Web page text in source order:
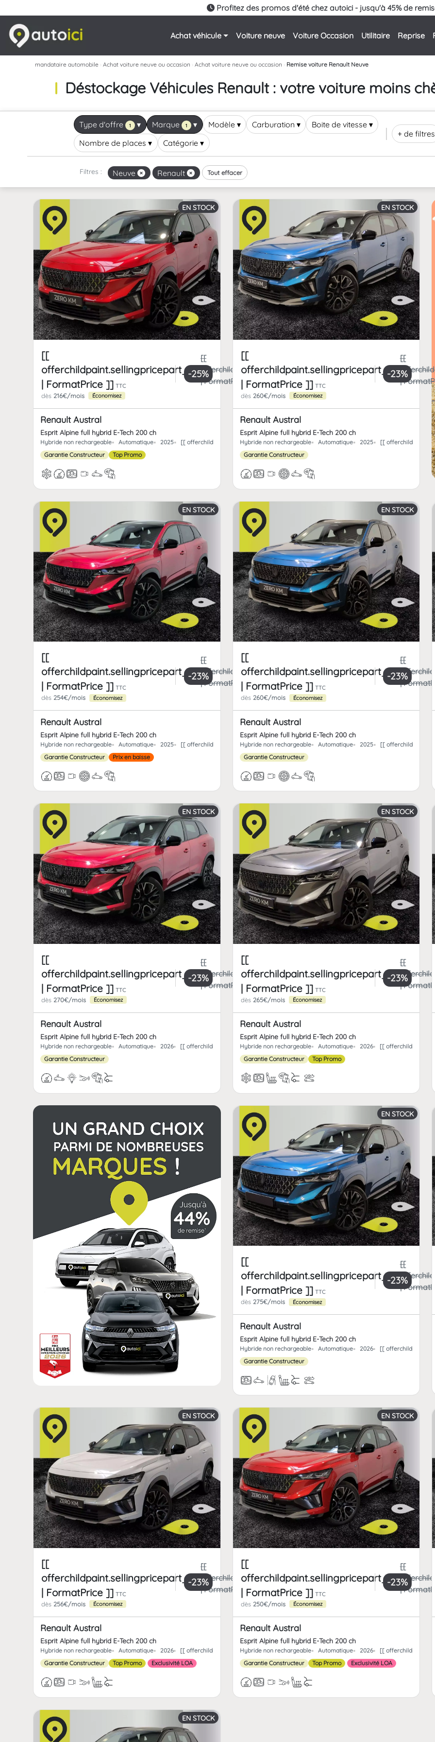
Profitez des promos d'été chez autoici - jusqu'à 45% de
Achat véhicule Voiture neuve Voiture Occasion Utilitaire Reprise
mandataire automobile › Achat voiture neuve ou occasion › Achat voiture neuve ou occasion › Remise voiture Renault Neuve
Déstockage Véhicules Renault : votre voiture moins
Type d'offre 1 ▾ Marque 1 ▾ Modèle ▾ Carburation ▾ Boite de vitesse ▾
Nombre de places▾ Catégorie▾
+ de filtres
Filtres : Neuve Renault Tout effacer
EN STOCK
[[
offerchildpaint.sellingpricepart_ttc
| FormatPrice ]] TTC
[[
offerchildpaint.totalFrCatPrice
| FormatPrice ]]
dès 216€/mois Économisez
-25%
Renault Austral
Esprit Alpine full hybrid E-Tech 200 ch
Hybride non rechargeable Automatique 2025
[[ offerchildpaint.offerchild_km | FormatNumber ]] kms
Garantie Constructeur
Top Promo
EN STOCK
[[
offerchildpaint.sellingpricepart_ttc
| FormatPrice ]] TTC
[[
|
dès 260€/mois Économisez
-23%
Renault Austral
Esprit Alpine full hybrid E-Tech 200 ch
Hybride non rechargeable Automatique 2025
[[
Garantie Constructeur
EN STOCK
[[
offerchildpaint.sellingpricepart_ttc
| FormatPrice ]] TTC
[[
offerchildpaint.totalFrCatPrice
| FormatPrice ]]
dès 254€/mois Économisez
-23%
Renault Austral
Esprit Alpine full hybrid E-Tech 200 ch
Hybride non rechargeable Automatique 2025
[[ offerchildpaint.offerchild_km | FormatNumber ]] kms
Garantie Constructeur
Prix en baisse
EN STOCK
[[
offerchildpaint.sellingpricepart_ttc
| FormatPrice ]] TTC
[[
|
dès 260€/mois Économisez
-23%
Renault Austral
Esprit Alpine full hybrid E-Tech 200 ch
Hybride non rechargeable Automatique 2025
[[
Garantie Constructeur
EN STOCK
[[
offerchildpaint.sellingpricepart_ttc
| FormatPrice ]] TTC
[[
offerchildpaint.totalFrCatPrice
| FormatPrice ]]
dès 270€/mois Économisez
-23%
Renault Austral
Esprit Alpine full hybrid E-Tech 200 ch
Hybride non rechargeable Automatique 2026
[[ offerchildpaint.offerchild_km | FormatNumber ]] kms
Garantie Constructeur
EN STOCK
[[
offerchildpaint.sellingpricepart_ttc
| FormatPrice ]] TTC
[[
|
dès 265€/mois Économisez
-23%
Renault Austral
Esprit Alpine full hybrid E-Tech 200 ch
Hybride non rechargeable Automatique 2026
[[
Garantie Constructeur
Top Promo
EN STOCK
[[
offerchildpaint.sellingpricepart_ttc
| FormatPrice ]] TTC
[[
|
dès 275€/mois Économisez
-23%
Renault Austral
Esprit Alpine full hybrid E-Tech 200 ch
Hybride non rechargeable Automatique 2026
[[
Garantie Constructeur
EN STOCK
[[
offerchildpaint.sellingpricepart_ttc
| FormatPrice ]] TTC
[[
offerchildpaint.totalFrCatPrice
| FormatPrice ]]
dès 256€/mois Économisez
-23%
Renault Austral
Esprit Alpine full hybrid E-Tech 200 ch
Hybride non rechargeable Automatique 2026
[[ offerchildpaint.offerchild_km | FormatNumber ]] kms
Garantie Constructeur
Top Promo Exclusivité LOA
EN STOCK
[[
offerchildpaint.sellingpricepart_ttc
| FormatPrice ]] TTC
[[
|
dès 250€/mois Économisez
-23%
Renault Austral
Esprit Alpine full hybrid E-Tech 200 ch
Hybride non rechargeable Automatique 2026
[[
Garantie Constructeur
Top Promo Exclusivité LOA
EN STOCK